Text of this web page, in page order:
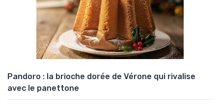
Pandoro : la brioche dorée de Vérone qui rivalise
avec le panettone